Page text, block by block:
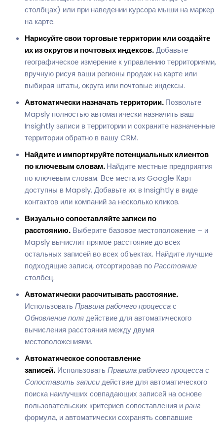
столбцах) или при наведении курсора мыши на маркер
на карте.
Нарисуйте свои торговые территории или создайте
их из округов и почтовых индексов.Добавьте
географическое измерение к управлению территориями,
вручную рисуя ваши регионы продаж на карте или
выбирая штаты, округа или почтовые индексы.
Автоматически назначать территории.Позвольте
Mapsly полностью автоматически назначить ваш
Insightly записи в территории и сохраните назначенные
территории обратно в вашу CRM.
Найдите и импортируйте потенциальных клиентов
по ключевым словам.Найдите местные предприятия
по ключевым словам. Все места из Google Карт
доступны в Mapsly. Добавьте их в Insightly в виде
контактов или компаний за несколько кликов.
Визуально сопоставляйте записи по
расстоянию. Выберите базовое местоположение – и
Mapsly вычислит прямое расстояние до всех
остальных записей во всех объектах. Найдите лучшие
подходящие записи, отсортировав поРасстояние
столбец.
Автоматически рассчитывать расстояние.
ИспользоватьПравила рабочего процессас
Обновление полядействие для автоматического
вычисления расстояния между двумя
местоположениями.
Автоматическое сопоставление
записей. ИспользоватьПравила рабочего процессас
Сопоставить записидействие для автоматического
поиска наилучших совпадающих записей на основе
пользовательских критериев сопоставления иранг
формула, и автоматически сохранять совпавшие